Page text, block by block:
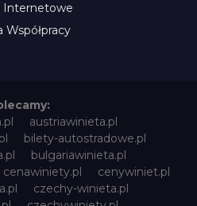
Internetowe
Współpracy
austriawinieta.pl
bilety-autostradowe.pl
bulgariawinieta.pl
cenawiniety.pl
cenywiniet.pl
czechy-winieta.pl